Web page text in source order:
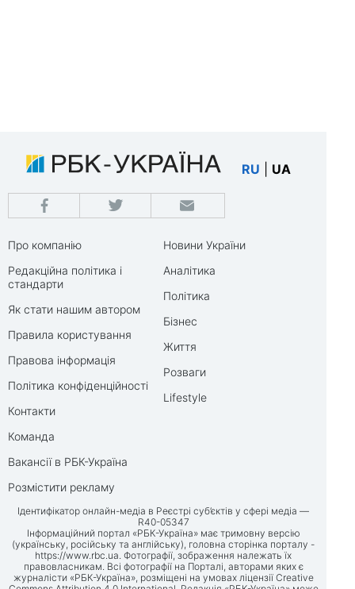
RU UA
Про компанію
Редакційна політика і
стандарти
Як стати нашим автором
Правила користування
Правова інформація
Політика конфіденційності
Контакти
Команда
Вакансії в РБК-Україна
Розмістити рекламу
Новини України
Аналітика
Політика
Бізнес
Життя
Розваги
Lifestyle
Ідентифікатор онлайн-медіа в Реєстрі суб’єктів у сфері медіа —
R40-05347
Інформаційний портал «РБК-Україна» має тримовну версію
(українську, російську та англійську), головна сторінка порталу -
https://www.rbc.ua. Фотографії, зображення належать їх
правовласникам. Всі фотографії на Порталі, авторами яких є
журналісти «РБК-Україна», розміщені на умовах ліцензії Creative